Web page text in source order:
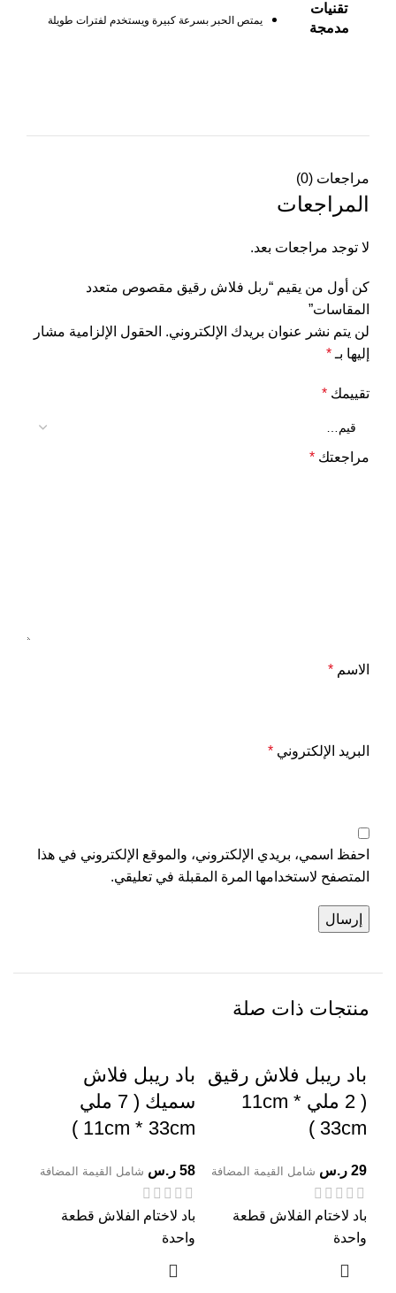
تقنيات
مدمجة
يمتص الحبر بسرعة كبيرة ويستخدم لفترات طويلة
مراجعات (0)
المراجعات
لا توجد مراجعات بعد.
كن أول من يقيم “ربل فلاش رقيق مقصوص متعدد
المقاسات”
لن يتم نشر عنوان بريدك الإلكتروني. الحقول الإلزامية مشار
إليها بـ *
تقييمك *
مراجعتك *
الاسم *
البريد الإلكتروني *
احفظ اسمي، بريدي الإلكتروني، والموقع الإلكتروني في هذا
المتصفح لاستخدامها المرة المقبلة في تعليقي.
منتجات ذات صلة
باد ريبل فلاش رقيق
( 2 ملي 11cm *
33cm )
29 ر.س شامل القيمة المضافة
باد لاختام الفلاش قطعة
واحدة
باد ريبل فلاش
سميك ( 7 ملي
11cm * 33cm )
58 ر.س شامل القيمة المضافة
باد لاختام الفلاش قطعة
واحدة